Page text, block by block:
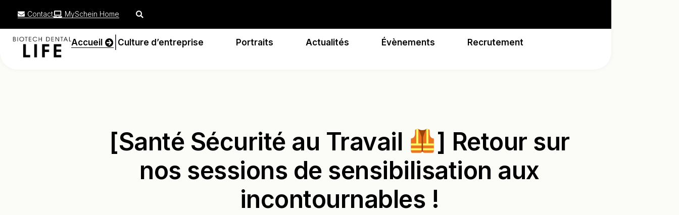
Contact MySchein Home
Accueil Culture d’entreprise Portraits Actualités Évènements Recrutement
[Santé Sécurité au Travail
] Retour sur
nos sessions de sensibilisation aux
incontournables !